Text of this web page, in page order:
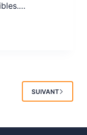
SUIVANT